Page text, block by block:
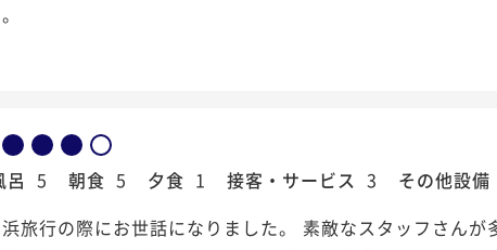
呂 5 朝食 5 夕食 1 接客・サービス 3 その他設備
旅行の際にお世話になりました。 素敵なスタッフさん